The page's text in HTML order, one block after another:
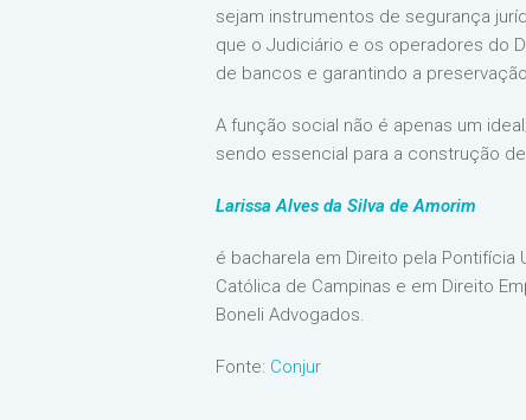
sejam instrumentos de segurança
que o Judiciário e os operadores do
de bancos e garantindo a
A função social não é apenas um
sendo essencial para a construção
Larissa Alves da Silva de Amorim
é bacharela em Direito pela Pontifícia
Católica de Campinas e em Direito
Boneli Advogados.
Fonte: Conjur